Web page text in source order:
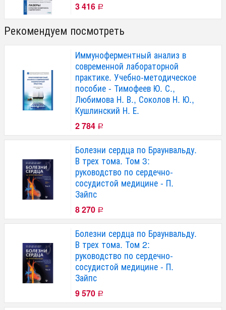
3 416 Р
Рекомендуем посмотреть
Иммуноферментный анализ в
современной лабораторной
практике. Учебно-методическое
пособие - Тимофеев Ю. С.,
Любимова Н. В., Соколов Н. Ю.,
Кушлинский Н. Е.
2 784 Р
Болезни сердца по Браунвальду.
В трех тома. Том 3:
руководство по сердечно-
сосудистой медицине - П.
Зайпс
8 270 Р
Болезни сердца по Браунвальду.
В трех тома. Том 2:
руководство по сердечно-
сосудистой медицине - П.
Зайпс
9 570 Р